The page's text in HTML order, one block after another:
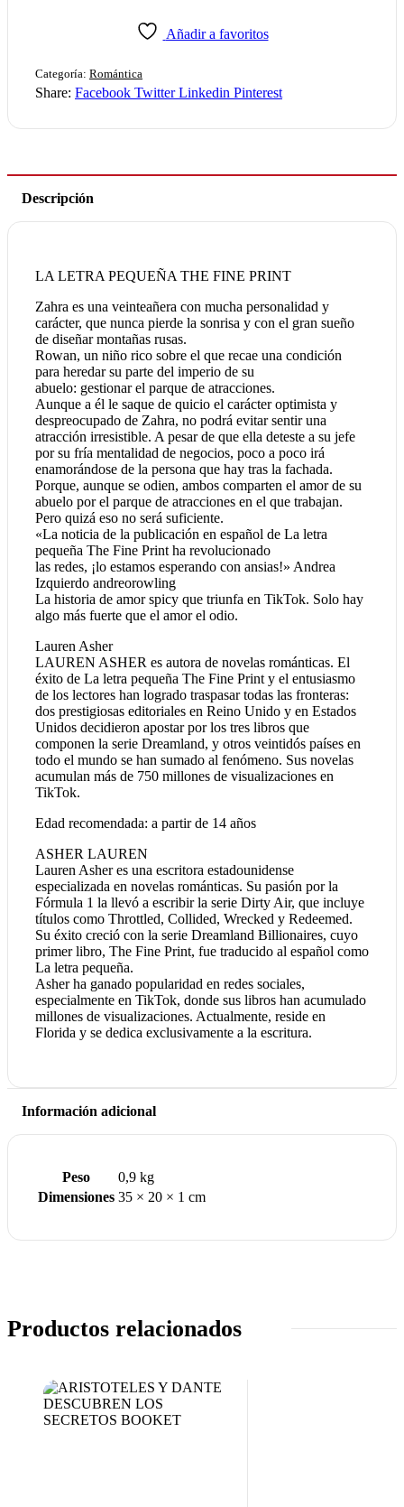
Añadir a favoritos
Categoría: Romántica
Share: Facebook Twitter Linkedin Pinterest
Descripción
LA LETRA PEQUEÑA THE FINE PRINT
Zahra es una veinteañera con mucha personalidad y
carácter, que nunca pierde la sonrisa y con el gran sueño
de diseñar montañas rusas.
Rowan, un niño rico sobre el que recae una condición
para heredar su parte del imperio de su
abuelo: gestionar el parque de atracciones.
Aunque a él le saque de quicio el carácter optimista y
despreocupado de Zahra, no podrá evitar sentir una
atracción irresistible. A pesar de que ella deteste a su jefe
por su fría mentalidad de negocios, poco a poco irá
enamorándose de la persona que hay tras la fachada.
Porque, aunque se odien, ambos comparten el amor de su
abuelo por el parque de atracciones en el que trabajan.
Pero quizá eso no será suficiente.
«La noticia de la publicación en español de La letra
pequeña The Fine Print ha revolucionado
las redes, ¡lo estamos esperando con ansias!» Andrea
Izquierdo andreorowling
La historia de amor spicy que triunfa en TikTok. Solo hay
algo más fuerte que el amor el odio.
Lauren Asher
LAUREN ASHER es autora de novelas románticas. El
éxito de La letra pequeña The Fine Print y el entusiasmo
de los lectores han logrado traspasar todas las fronteras:
dos prestigiosas editoriales en Reino Unido y en Estados
Unidos decidieron apostar por los tres libros que
componen la serie Dreamland, y otros veintidós países en
todo el mundo se han sumado al fenómeno. Sus novelas
acumulan más de 750 millones de visualizaciones en
TikTok.
Edad recomendada: a partir de 14 años
ASHER LAUREN
Lauren Asher es una escritora estadounidense
especializada en novelas románticas. Su pasión por la
Fórmula 1 la llevó a escribir la serie Dirty Air, que incluye
títulos como Throttled, Collided, Wrecked y Redeemed.
Su éxito creció con la serie Dreamland Billionaires, cuyo
primer libro, The Fine Print, fue traducido al español como
La letra pequeña.
Asher ha ganado popularidad en redes sociales,
especialmente en TikTok, donde sus libros han acumulado
millones de visualizaciones. Actualmente, reside en
Florida y se dedica exclusivamente a la escritura.
Información adicional
Peso
0,9 kg
Dimensiones 35 × 20 × 1 cm
Productos relacionados